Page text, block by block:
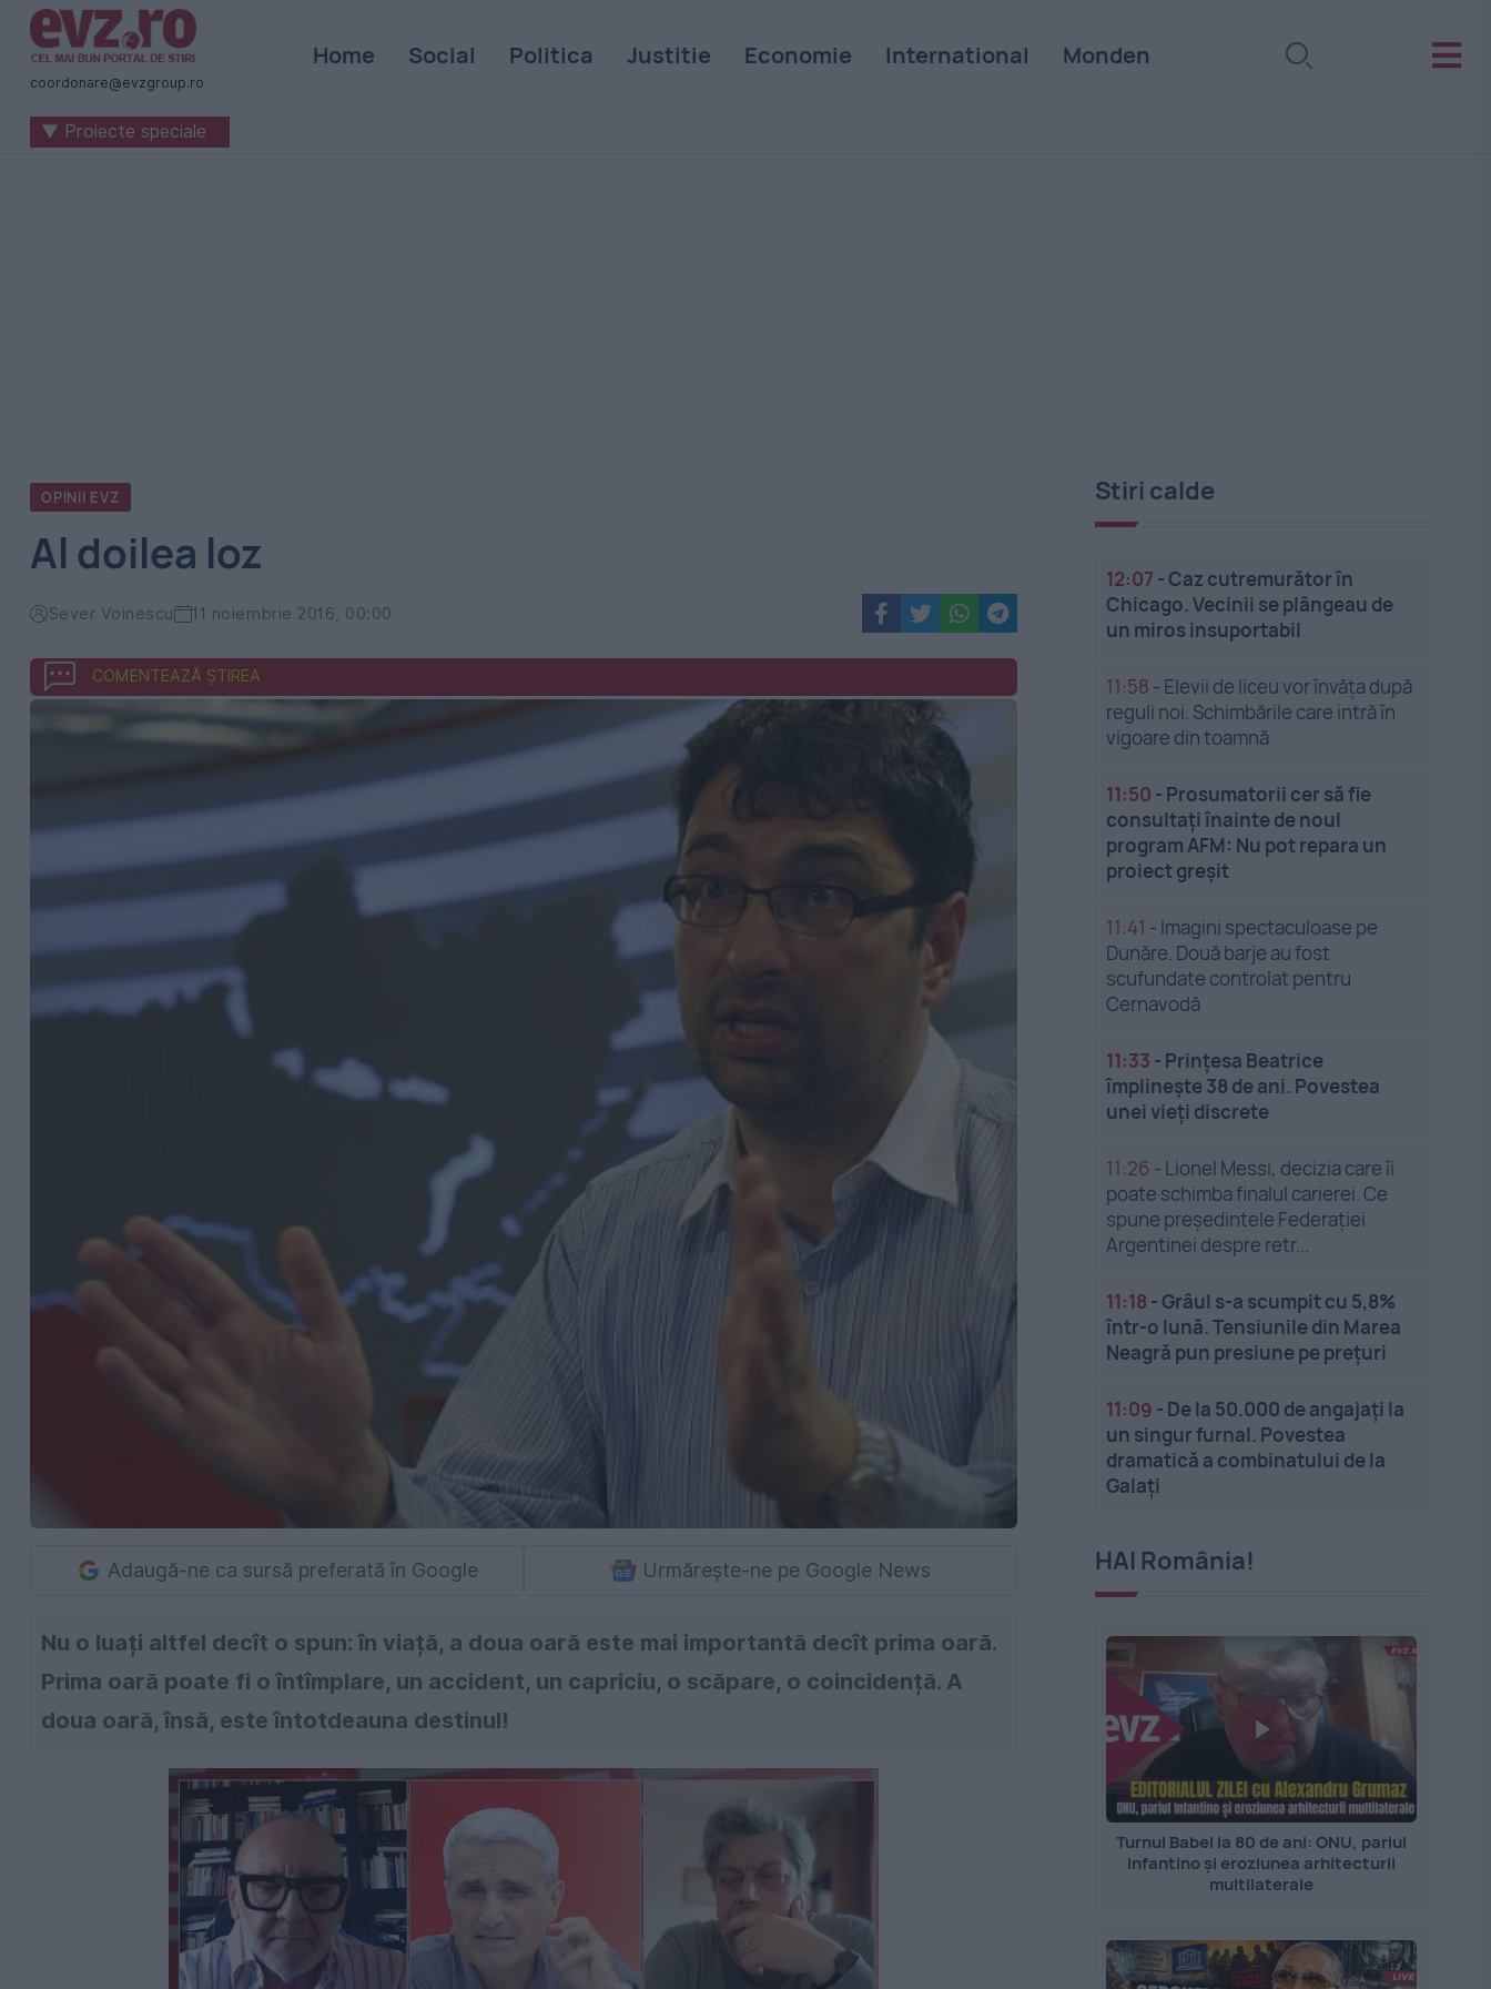
Știri
naționale
internaționale
coordonare@evzgroup.ro
Home Social Politica Justitie Economie International Monden
▼ Proiecte speciale
OPINII EVZ
Al doilea loz
Sever Voinescu 11 noiembrie 2016, 00:00
COMENTEAZĂ ȘTIREA
Adaugă-ne ca sursă preferată în Google Urmărește-ne pe Google News
Nu o luați altfel decît o spun: în viață, a doua oară este mai importantă decît prima oară.
Prima oară poate fi o întîmplare, un accident, un capriciu, o scăpare, o coincidență. A
doua oară, însă, este întotdeauna destinul!
Stiri calde
12:07 -Caz cutremurător în
Chicago. Vecinii se plângeau de
un miros insuportabil
11:58 - Elevii de liceu vor învăța după
reguli noi. Schimbările care intră în
vigoare din toamnă
11:50 - Prosumatorii cer să fie
consultați înainte de noul
program AFM: Nu pot repara un
proiect greșit
11:41 - Imagini spectaculoase pe
Dunăre. Două barje au fost
scufundate controlat pentru
Cernavodă
11:33 - Prințesa Beatrice
împlinește 38 de ani. Povestea
unei vieți discrete
11:26 - Lionel Messi, decizia care îi
poate schimba finalul carierei. Ce
spune președintele Federației
Argentinei despre retr...
11:18 -Grâul s-a scumpit cu 5,8%
într-o lună. Tensiunile din Marea
Neagră pun presiune pe prețuri
11:09 - De la 50.000 de angajați la
un singur furnal. Povestea
dramatică a combinatului de la
Galați
HAI România!
Turnul Babel la 80 de ani: ONU, pariul
Infantino și eroziunea arhitecturii
multilaterale